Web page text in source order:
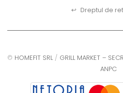
↩ Dreptul de
© HOMEFIT SRL/ GRILL MARKET –
ANPC